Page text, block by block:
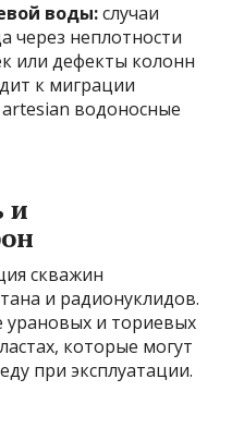
воды:случаи
через неплотности
или дефекты колонн
к миграции
водоносные
и
скважин
и радионуклидов.
и ториевых
которые могут
при эксплуатации.